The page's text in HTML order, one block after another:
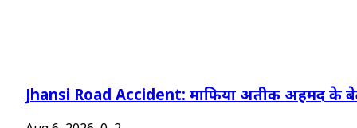
Jhansi Road Accident: माफिया अतीक अहमद के